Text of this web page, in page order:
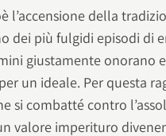
l’accensione della
dei più fulgidi episodi di
giustamente onorano
un ideale. Per questa
si combatté contro
valore imperituro